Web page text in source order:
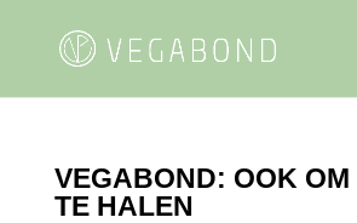
VEGABOND: OOK OM
TE HALEN